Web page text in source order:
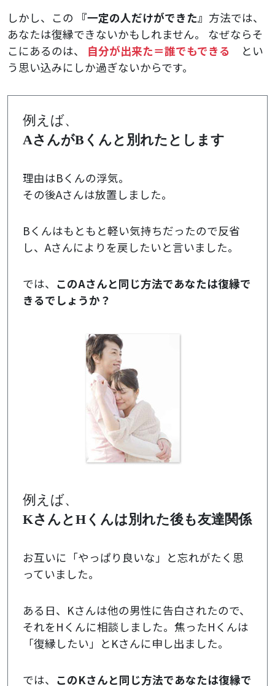
しかし、この 『一定の人だけができた』 方法では、
あなたは復縁できないかもしれません。
なぜならそ
こにあるのは、 自分が出来た＝誰でもできる
とい
う思い込みにしか過ぎないからです。
例えば、
AさんがBくんと別れたとします
理由はBくんの浮気。
その後Aさんは放置しました。
Bくんはもともと軽い気持ちだったので反省
し、Aさんによりを戻したいと言いました。
では、 このAさんと同じ方法であなたは復縁で
きるでしょうか？
例えば、
KさんとHくんは別れた後も友達関係
お互いに「やっぱり良いな」と忘れがたく思
っていました。
ある日、Kさんは他の男性に告白されたので、
それをHくんに相談しました。焦ったHくんは
「復縁したい」とKさんに申し出ました。
では、 このKさんと同じ方法であなたは復縁で